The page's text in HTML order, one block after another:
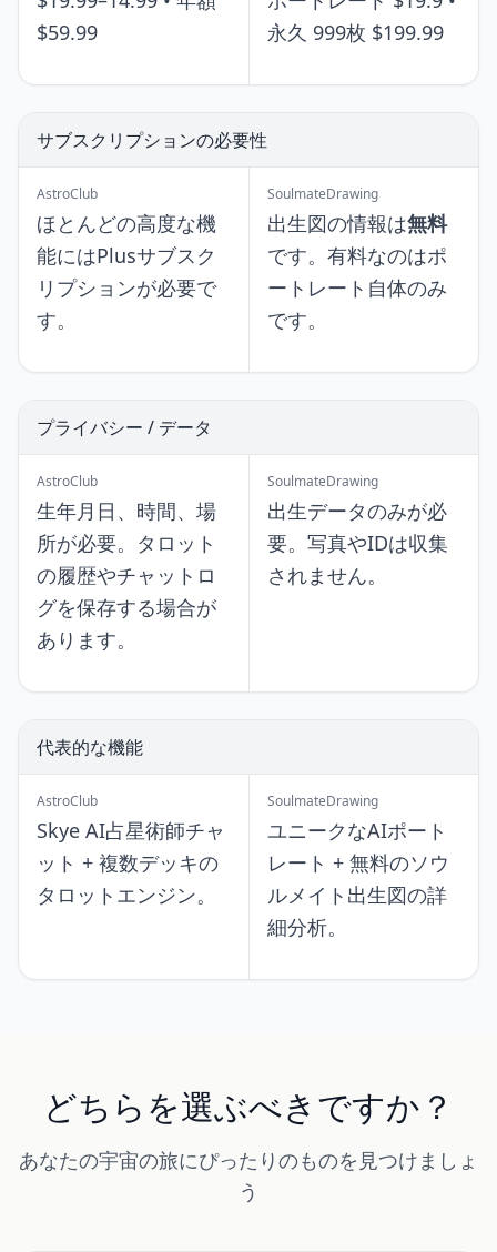
$59.99
永久 999枚 $199.99
サブスクリプションの必要性
AstroClub
ほとんどの高度な機
能にはPlusサブスク
リプションが必要で
す。
SoulmateDrawing
出生図の情報は無料
です。有料なのはポ
ートレート自体のみ
です。
プライバシー / データ
AstroClub
生年月日、時間、場
所が必要。タロット
の履歴やチャットロ
グを保存する場合が
あります。
SoulmateDrawing
出生データのみが必
要。写真やIDは収集
されません。
代表的な機能
AstroClub
Skye AI占星術師チャ
ット + 複数デッキの
タロットエンジン。
SoulmateDrawing
ユニークなAIポート
レート + 無料のソウ
ルメイト出生図の詳
細分析。
どちらを選ぶべきですか？
あなたの宇宙の旅にぴったりのものを見つけましょ
う